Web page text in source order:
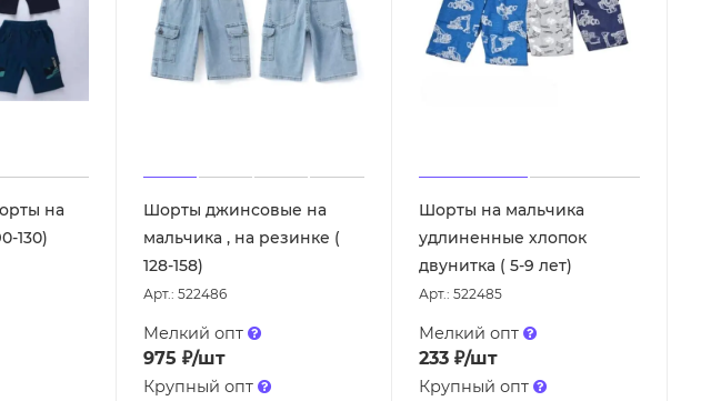
на
130)
Шорты джинсовые на
мальчика , на резинке (
128-158)
Арт.: 522486
Мелкий опт
975 ₽/шт
Крупный опт
Шорты на мальчика
удлиненные хлопок
двунитка ( 5-9 лет)
Арт.: 522485
Мелкий опт
233₽/шт
Крупный опт